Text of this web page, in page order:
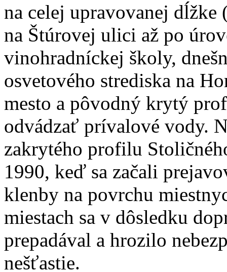
na celej upravovanej
na Štúrovej ulici až po
vinohradníckej školy,
osvetového strediska na
mesto a pôvodný krytý
odvádzať prívalové vody.
zakrytého profilu
1990, keď sa začali
klenby na povrchu
miestach sa v dôsledku
prepadával a hrozilo
nešťastie.